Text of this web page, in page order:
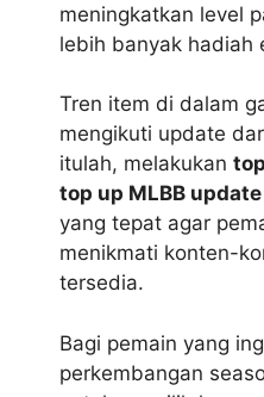
meningkatkan level
lebih banyak hadiah
Tren item di dalam
mengikuti update
itulah, melakukan
top up MLBB update
yang tepat agar
menikmati konten-
tersedia.
Bagi pemain yang
perkembangan